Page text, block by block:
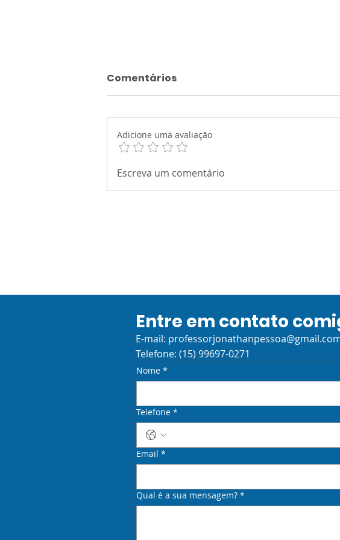
Atividade de
Acolhimento: O Livro da
Comentários
Adicione uma avaliação
Escreva um comentário
Entre em contato
E-mail:
Telefone: (15) 99697-0271
Nome *
Telefone *
Email *
Qual é a sua mensagem? *